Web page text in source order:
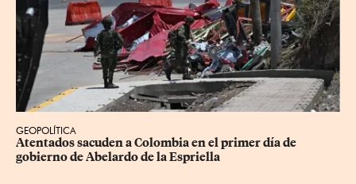
GEOPOLÍTICA
Atentados sacuden a Colombia en el primer día de
gobierno de Abelardo de la Espriella